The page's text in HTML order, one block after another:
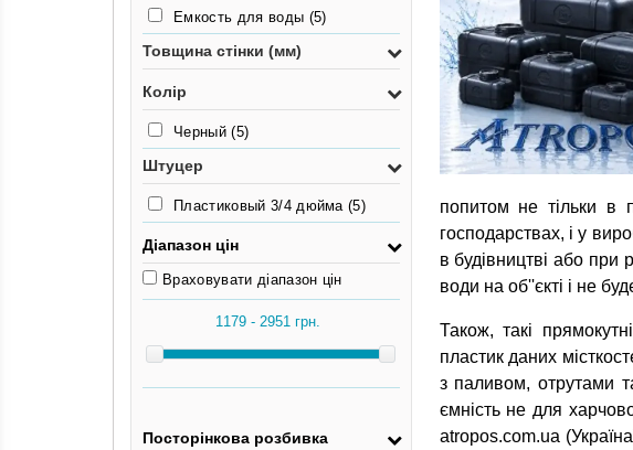
Емкость для воды (5)
Товщина стінки (мм)
Колір
Черный(5)
Штуцер
Пластиковый 3/4 дюйма(5)
Діапазон цін
Враховувати діапазон цін
Посторінкова розбивка
попитом не тільки в
господарствах, і у
в будівництві або при
води на об''єкті і не
Також, такі
пластик даних
з паливом, отрутами
ємність не для
atropos.com.ua